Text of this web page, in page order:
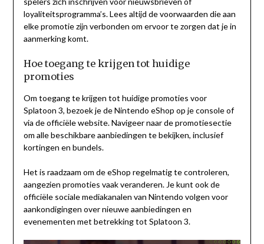
loyaliteitsprogramma’s. Lees altijd de voorwaarden die aan
elke promotie zijn verbonden om ervoor te zorgen dat je in
aanmerking komt.
Hoe toegang te krijgen tot huidige
promoties
Om toegang te krijgen tot huidige promoties voor
Splatoon 3, bezoek je de Nintendo eShop op je console of
via de officiële website. Navigeer naar de promotiesectie
om alle beschikbare aanbiedingen te bekijken, inclusief
kortingen en bundels.
Het is raadzaam om de eShop regelmatig te controleren,
aangezien promoties vaak veranderen. Je kunt ook de
officiële sociale mediakanalen van Nintendo volgen voor
aankondigingen over nieuwe aanbiedingen en
evenementen met betrekking tot Splatoon 3.